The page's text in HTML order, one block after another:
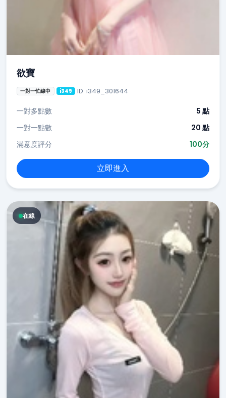
欲寶
一對一忙線中 i349 ID: i349_301644
一對多點數
5 點
一對一點數
20 點
滿意度評分
100分
立即進入
在線